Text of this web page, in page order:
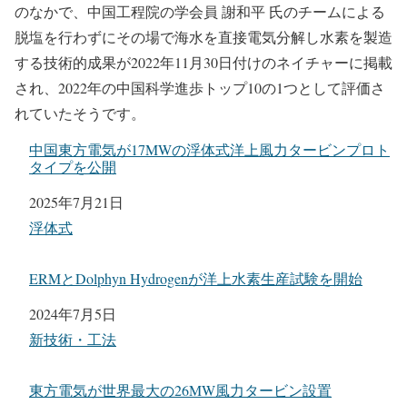
のなかで、中国工程院の学会員 謝和平 氏のチームによる
脱塩を行わずにその場で海水を直接電気分解し水素を製造
する技術的成果が2022年11月30日付けのネイチャーに掲載
され、2022年の中国科学進歩トップ10の1つとして評価さ
れていたそうです。
中国東方電気が17MWの浮体式洋上風力タービンプロト
タイプを公開
日付
2025年7月21日
関連理由
浮体式
ERMとDolphyn Hydrogenが洋上水素生産試験を開始
日付
2024年7月5日
関連理由
新技術・工法
東方電気が世界最大の26MW風力タービン設置